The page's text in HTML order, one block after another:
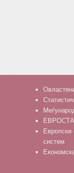
Европски
систем